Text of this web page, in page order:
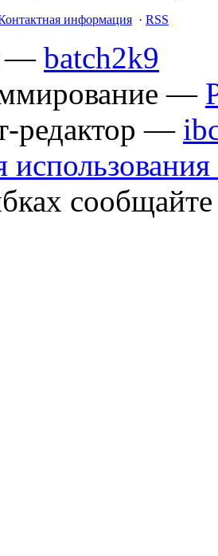
информация · RSS
— batch2k9
—
редактор —
использования